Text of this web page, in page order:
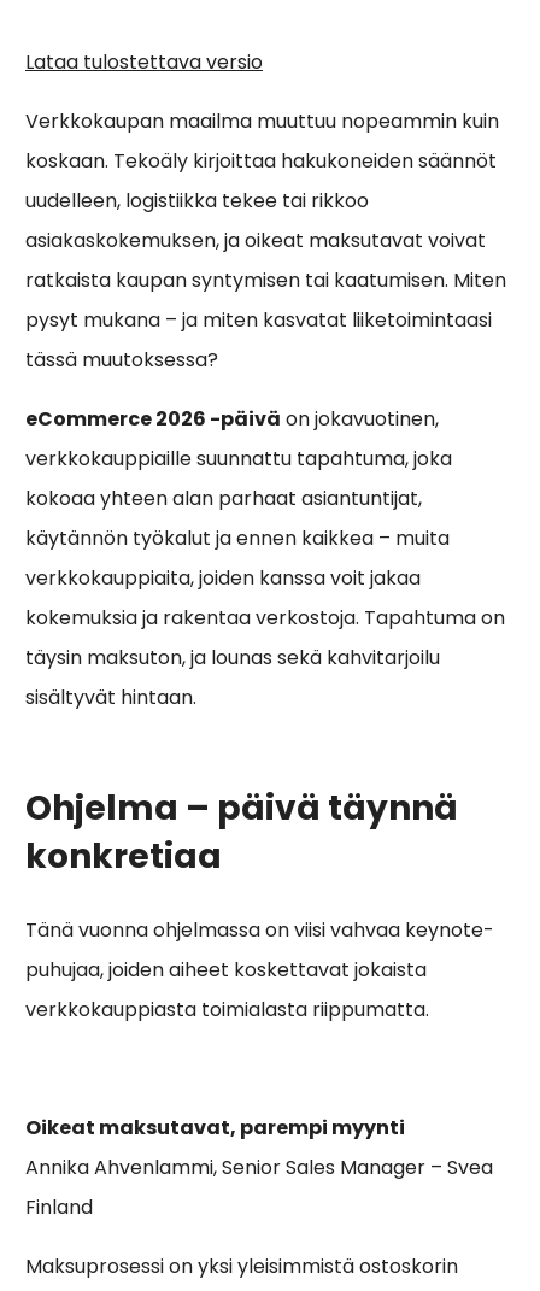
Lataa tulostettava versio
Verkkokaupan maailma muuttuu nopeammin kuin
koskaan. Tekoäly kirjoittaa hakukoneiden säännöt
uudelleen, logistiikka tekee tai rikkoo
asiakaskokemuksen, ja oikeat maksutavat voivat
ratkaista kaupan syntymisen tai kaatumisen. Miten
pysyt mukana – ja miten kasvatat liiketoimintaasi
tässä muutoksessa?
eCommerce 2026 -päivä on jokavuotinen,
verkkokauppiaille suunnattu tapahtuma, joka
kokoaa yhteen alan parhaat asiantuntijat,
käytännön työkalut ja ennen kaikkea – muita
verkkokauppiaita, joiden kanssa voit jakaa
kokemuksia ja rakentaa verkostoja. Tapahtuma on
täysin maksuton, ja lounas sekä kahvitarjoilu
sisältyvät hintaan.
Ohjelma – päivä täynnä
konkretiaa
Tänä vuonna ohjelmassa on viisi vahvaa keynote-
puhujaa, joiden aiheet koskettavat jokaista
verkkokauppiasta toimialasta riippumatta.
Oikeat maksutavat, parempi myynti
Annika Ahvenlammi, Senior Sales Manager – Svea
Finland
Maksuprosessi on yksi yleisimmistä ostoskorin